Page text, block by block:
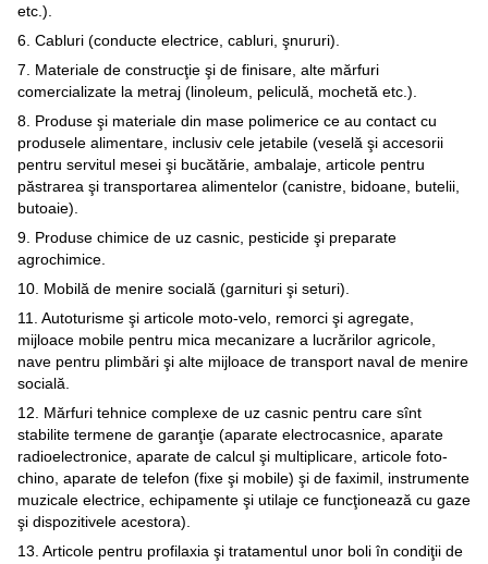
etc.).
6. Cabluri (conducte electrice, cabluri, şnururi).
7. Materiale de construcţie şi de finisare, alte mărfuri
comercializate la metraj (linoleum, peliculă, mochetă etc.).
8. Produse şi materiale din mase polimerice ce au contact cu
produsele alimentare, inclusiv cele jetabile (veselă şi accesorii
pentru servitul mesei şi bucătărie, ambalaje, articole pentru
păstrarea şi transportarea alimentelor (canistre, bidoane, butelii,
butoaie).
9. Produse chimice de uz casnic, pesticide şi preparate
agrochimice.
10. Mobilă de menire socială (garnituri şi seturi).
11. Autoturisme şi articole moto-velo, remorci şi agregate,
mijloace mobile pentru mica mecanizare a lucrărilor agricole,
nave pentru plimbări şi alte mijloace de transport naval de menire
socială.
12. Mărfuri tehnice complexe de uz casnic pentru care sînt
stabilite termene de garanţie (aparate electrocasnice, aparate
radioelectronice, aparate de calcul şi multiplicare, articole foto-
chino, aparate de telefon (fixe şi mobile) şi de faximil, instrumente
muzicale electrice, echipamente şi utilaje ce funcţionează cu gaze
şi dispozitivele acestora).
13. Articole pentru profilaxia şi tratamentul unor boli în condiţii de